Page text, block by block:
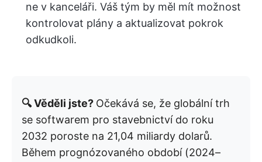
ne v kanceláři. Váš tým by měl mít možnost
kontrolovat plány a aktualizovat pokrok
odkudkoli.
🔍 Věděli jste? Očekává se, že globální trh
se softwarem pro stavebnictví do roku
2032 poroste na 21,04 miliardy dolarů.
Během prognózovaného období (2024–